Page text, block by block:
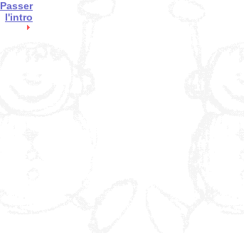
Passer
l'intro